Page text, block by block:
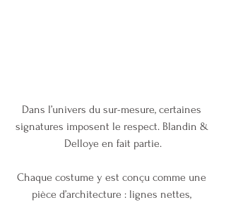
Dans l’univers du sur-mesure, certaines
signatures imposent le respect. Blandin &
Delloye en fait partie.
Chaque costume y est conçu comme une
pièce d’architecture : lignes nettes,